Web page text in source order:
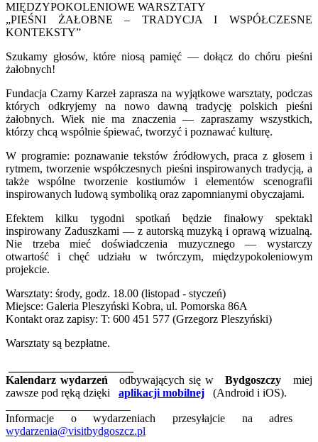
MIĘDZYPOKOLENIOWE WARSZTATY
„PIEŚNI ŻAŁOBNE – TRADYCJA I WSPÓŁCZESNE
KONTEKSTY”
Szukamy głosów, które niosą pamięć — dołącz do chóru pieśni
żałobnych!
Fundacja Czarny Karzeł zaprasza na wyjątkowe warsztaty, podczas
których odkryjemy na nowo dawną tradycję polskich pieśni
żałobnych. Wiek nie ma znaczenia — zapraszamy wszystkich,
którzy chcą wspólnie śpiewać, tworzyć i poznawać kulturę.
W programie: poznawanie tekstów źródłowych, praca z głosem i
rytmem, tworzenie współczesnych pieśni inspirowanych tradycją, a
także wspólne tworzenie kostiumów i elementów scenografii
inspirowanych ludową symboliką oraz zapomnianymi obyczajami.
Efektem kilku tygodni spotkań będzie finałowy spektakl
inspirowany Zaduszkami — z autorską muzyką i oprawą wizualną.
Nie trzeba mieć doświadczenia muzycznego — wystarczy
otwartość i chęć udziału w twórczym, międzypokoleniowym
projekcie.
Warsztaty: środy, godz. 18.00 (listopad - styczeń)
Miejsce: Galeria Pleszyński Kobra, ul. Pomorska 86A
Kontakt oraz zapisy: T: 600 451 577 (Grzegorz Pleszyński)
Warsztaty są bezpłatne.
Kalendarz wydarzeńodbywających się wBydgoszczymiej
zawsze pod ręką dzięki aplikacji mobilnej
(Android i iOS).
Informacje o wydarzeniach przesyłajcie na adres
wydarzenia@visitbydgoszcz.pl